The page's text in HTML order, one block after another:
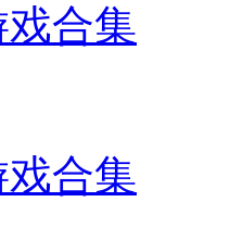
戏合集
戏合集